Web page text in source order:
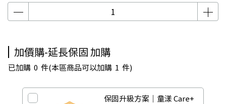
加價購-延長保固 加購
已加購 0 件(本區商品可以加購 1 件)
保固升級方案｜童漾 Care+